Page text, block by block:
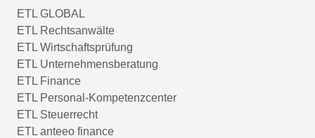
ETL GLOBAL
ETL Rechtsanwälte
ETL Wirtschaftsprüfung
ETL Unternehmensberatung
ETL Finance
ETL Personal-Kompetenzcenter
ETL Steuerrecht
ETL anteeo finance